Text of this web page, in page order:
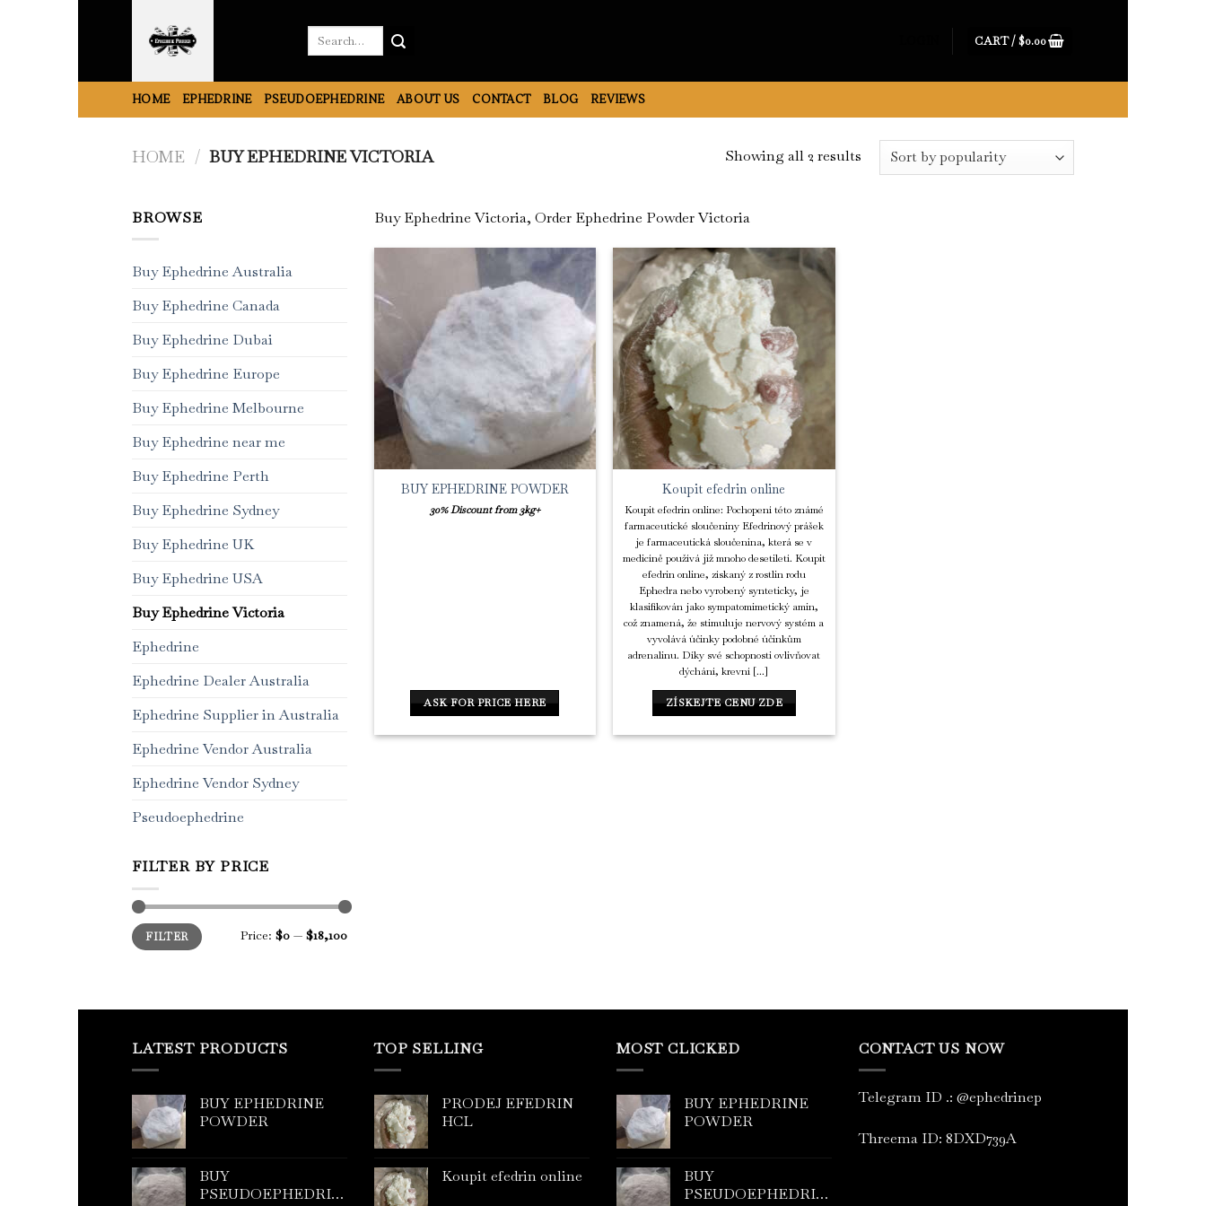
CART /$0.00
HOME EPHEDRINE PSEUDOEPHEDRINE ABOUT US CONTACT BLOG REVIEWS
HOME / BUY EPHEDRINE VICTORIA Showing all 2 results
BROWSE
Buy Ephedrine Australia
Buy Ephedrine Canada
Buy Ephedrine Dubai
Buy Ephedrine Europe
Buy Ephedrine Melbourne
Buy Ephedrine near me
Buy Ephedrine Perth
Buy Ephedrine Sydney
Buy Ephedrine UK
Buy Ephedrine USA
Buy Ephedrine Victoria
Ephedrine
Ephedrine Dealer Australia
Ephedrine Supplier in Australia
Ephedrine Vendor Australia
Ephedrine Vendor Sydney
Pseudoephedrine
FILTER BY PRICE
Min
price
Max
priceFILTER Price: $0 — $18,100
Buy Ephedrine Victoria, Order Ephedrine Powder Victoria
Wishlist
BUY EPHEDRINE POWDER
30% Discount from 3kg+
ASK FOR PRICE HERE
Add to
Wishlist
Koupit efedrin online
Koupit efedrin online: Pochopení této známé
farmaceutické sloučeniny Efedrinový prášek
je farmaceutická sloučenina, která se v
medicíně používá již mnoho desetiletí. Koupit
efedrin online, získaný z rostlin rodu
Ephedra nebo vyrobený synteticky, je
klasifikován jako sympatomimetický amin,
což znamená, že stimuluje nervový systém a
vyvolává účinky podobné účinkům
adrenalinu. Díky své schopnosti ovlivňovat
dýchání, krevní [...]
ZÍSKEJTE CENU ZDE
LATEST PRODUCTS
BUY EPHEDRINE
POWDER
BUY
PSEUDOEPHEDRINE
TOP SELLING
PRODEJ EFEDRIN
HCL
Koupit efedrin online
MOST CLICKED
BUY EPHEDRINE
POWDER
BUY
PSEUDOEPHEDRINE
CONTACT US NOW
Telegram ID .: @ephedrinep
Threema ID: 8DXD739A